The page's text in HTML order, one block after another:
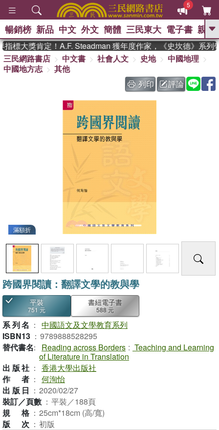
5
GO
熱搜： 東野圭吾 、 The Odyssey 、
國際布克獎 臺灣漫遊錄 、
方
台灣的李登輝時代 、 數學女
孩：黎曼猜想 、 偉大的迷走神經
暢銷榜 新品 中文 外文 簡體 三民東大 電子書 親子
標大獎肯定！A.F. Steadman 獲年度作家，《史坎德》系列帶
三民網路書店
中文書 社會人文 史地
中國地理
中國地方志
其他
列印
評論
滿額折
跨國界閱讀：翻譯文學的教與學
平裝
751 元
書紐電子書
588 元
系列名 ： 中國語文及文學教育系列
ISBN13 ： 9789888528295
替代書名： Reading across Borders : Teaching and Learning
of Literature in Translation
出版社 ： 香港大學出版社
作者 ： 何洵怡
出版日 ： 2020/02/27
裝訂／頁數 ： 平裝／188頁
規格 ： 25cm*18cm (高/寬)
版次 ： 初版